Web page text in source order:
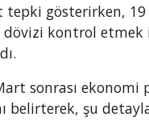
tepki gösterirken,
dövizi kontrol
sonrası ekonomi
belirterek, şu